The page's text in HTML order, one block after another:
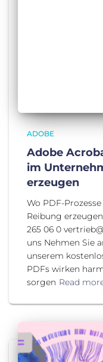
ADOBE
Adobe
im
erzeugen
Wo PDF-
Reibung
265 06 0
uns Nehmen Sie
unserem
PDFs wirken
sorgen Read